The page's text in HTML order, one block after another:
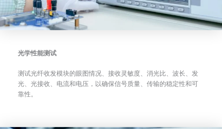
光学性能测试
测试光纤收发模块的眼图情况、接收灵敏度、消光比、波长、发
光、光接收、电流和电压，以确保信号质量、传输的稳定性和可
靠性。